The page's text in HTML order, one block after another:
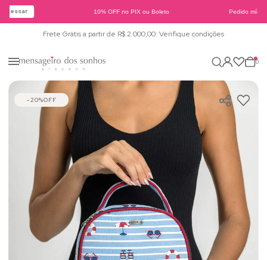
10% OFF no PIX ou Boleto Pedido
Frete Grátis a partir de R$ 2.000,00: Verifique condições
0
20%OFF